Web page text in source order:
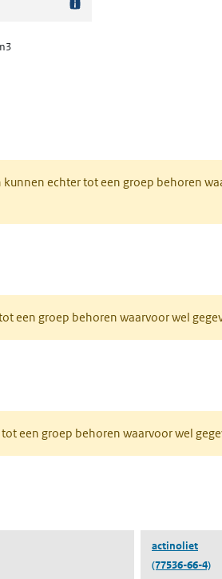
echter tot een groep behoren
een groep behoren waarvoor wel
een groep behoren waarvoor wel
actinoliet
(77536-66-4)